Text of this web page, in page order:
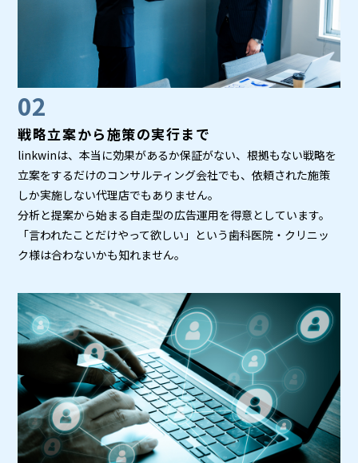
02
戦略立案から施策の実行まで
linkwinは、本当に効果があるか保証がない、根拠もない戦略を
立案をするだけのコンサルティング会社でも、依頼された施策
しか実施しない代理店でもありません。
分析と提案から始まる自走型の広告運用を得意としています。
「言われたことだけやって欲しい」という歯科医院・クリニッ
ク様は合わないかも知れません。